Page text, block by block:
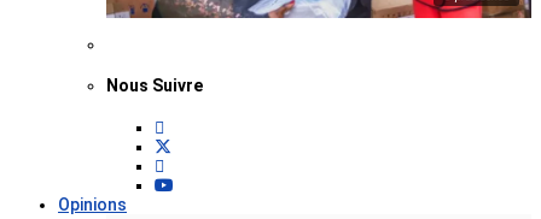
Nous Suivre
Opinions